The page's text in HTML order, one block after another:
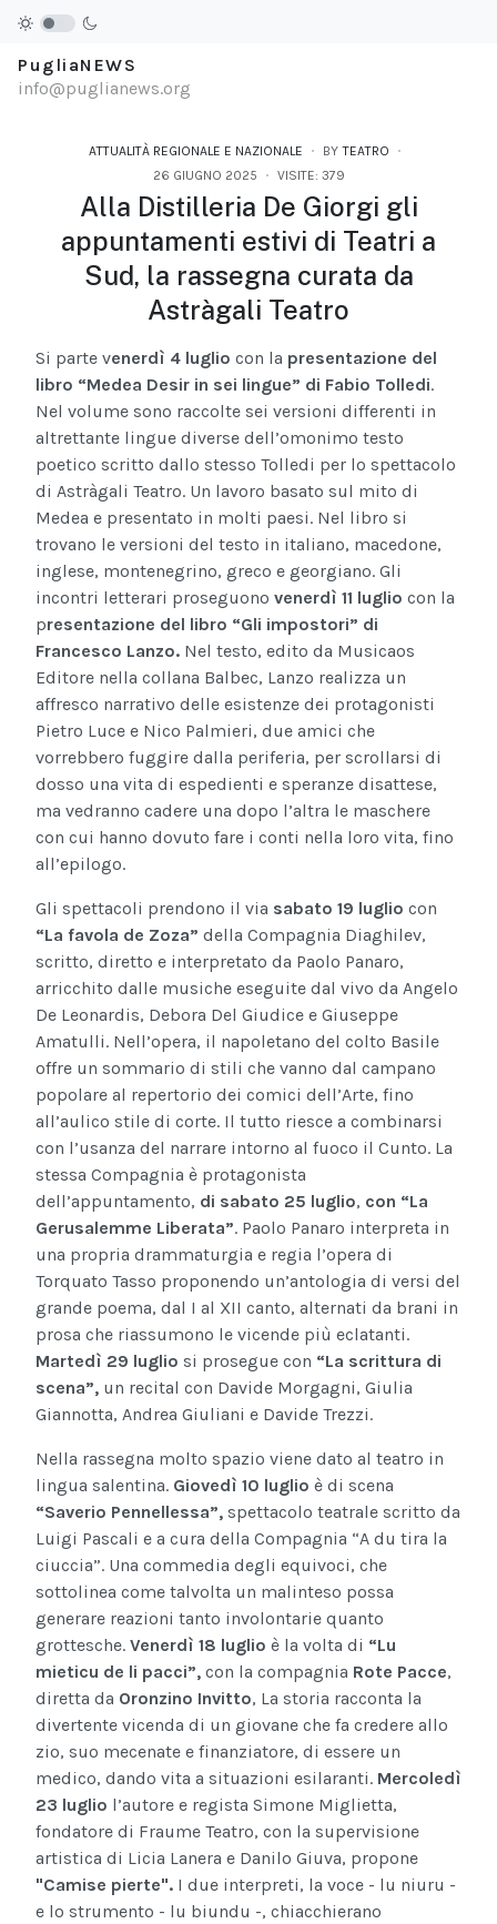
PugliaNEWS
info@puglianews.org
ATTUALITÀ REGIONALE E NAZIONALE BY TEATRO
26 GIUGNO 2025
VISITE: 379
Alla Distilleria De Giorgi gli
appuntamenti estivi di Teatri a
Sud, la rassegna curata da
Astràgali Teatro
Si parte venerdì 4 luglio con la presentazione del
libro “Medea Desir in sei lingue” di Fabio Tolledi.
Nel volume sono raccolte sei versioni differenti in
altrettante lingue diverse dell’omonimo testo
poetico scritto dallo stesso Tolledi per lo spettacolo
di Astràgali Teatro. Un lavoro basato sul mito di
Medea e presentato in molti paesi. Nel libro si
trovano le versioni del testo in italiano, macedone,
inglese, montenegrino, greco e georgiano. Gli
incontri letterari proseguono venerdì 11 luglio con la
presentazione del libro “Gli impostori” di
Francesco Lanzo. Nel testo, edito da Musicaos
Editore nella collana Balbec, Lanzo realizza un
affresco narrativo delle esistenze dei protagonisti
Pietro Luce e Nico Palmieri, due amici che
vorrebbero fuggire dalla periferia, per scrollarsi di
dosso una vita di espedienti e speranze disattese,
ma vedranno cadere una dopo l’altra le maschere
con cui hanno dovuto fare i conti nella loro vita, fino
all’epilogo.
Gli spettacoli prendono il via sabato 19 luglio con
“La favola de Zoza” della Compagnia Diaghilev,
scritto, diretto e interpretato da Paolo Panaro,
arricchito dalle musiche eseguite dal vivo da Angelo
De Leonardis, Debora Del Giudice e Giuseppe
Amatulli. Nell’opera, il napoletano del colto Basile
offre un sommario di stili che vanno dal campano
popolare al repertorio dei comici dell’Arte, fino
all’aulico stile di corte. Il tutto riesce a combinarsi
con l’usanza del narrare intorno al fuoco il Cunto. La
stessa Compagnia è protagonista
dell’appuntamento, di sabato 25 luglio, con “La
Gerusalemme Liberata”. Paolo Panaro interpreta in
una propria drammaturgia e regia l’opera di
Torquato Tasso proponendo un’antologia di versi del
grande poema, dal I al XII canto, alternati da brani in
prosa che riassumono le vicende più eclatanti.
Martedì 29 luglio si prosegue con “La scrittura di
scena”, un recital con Davide Morgagni, Giulia
Giannotta, Andrea Giuliani e Davide Trezzi.
Nella rassegna molto spazio viene dato al teatro in
lingua salentina. Giovedì 10 luglio è di scena
“Saverio Pennellessa”, spettacolo teatrale scritto da
Luigi Pascali e a cura della Compagnia “A du tira la
ciuccia”. Una commedia degli equivoci, che
sottolinea come talvolta un malinteso possa
generare reazioni tanto involontarie quanto
grottesche. Venerdì 18 luglio è la volta di “Lu
mieticu de li pacci”, con la compagnia Rote Pacce,
diretta da Oronzino Invitto, La storia racconta la
divertente vicenda di un giovane che fa credere allo
zio, suo mecenate e finanziatore, di essere un
medico, dando vita a situazioni esilaranti. Mercoledì
23 luglio l’autore e regista Simone Miglietta,
fondatore di Fraume Teatro, con la supervisione
artistica di Licia Lanera e Danilo Giuva, propone
"Camise pierte". I due interpreti, la voce - lu niuru -
e lo strumento - lu biundu -, chiacchierano